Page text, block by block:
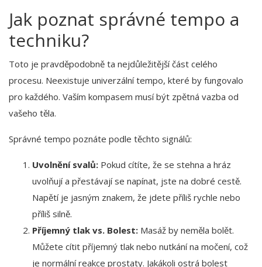
Jak poznat správné tempo a
techniku?
Toto je pravděpodobně ta nejdůležitější část celého
procesu. Neexistuje univerzální tempo, které by fungovalo
pro každého. Vaším kompasem musí být zpětná vazba od
vašeho těla.
Správné tempo poznáte podle těchto signálů:
Uvolnění svalů: Pokud cítíte, že se stehna a hráz
uvolňují a přestávají se napínat, jste na dobré cestě.
Napětí je jasným znakem, že jdete příliš rychle nebo
příliš silně.
Příjemný tlak vs. Bolest: Masáž by neměla bolět.
Můžete cítit příjemný tlak nebo nutkání na močení, což
je normální reakce prostaty. Jakákoli ostrá bolest